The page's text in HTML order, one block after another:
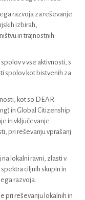
razvoja za reševanje
izbirah,
in trajnostnih
v vse aktivnosti, s
spolov kot bistvenih za
kot so DEAR
in Global Citizenship
in vključevanje
pri reševanju vprašanj
lokalni ravni, zlasti v
ciljnih skupin in
razvoja.
pri reševanju lokalnih in